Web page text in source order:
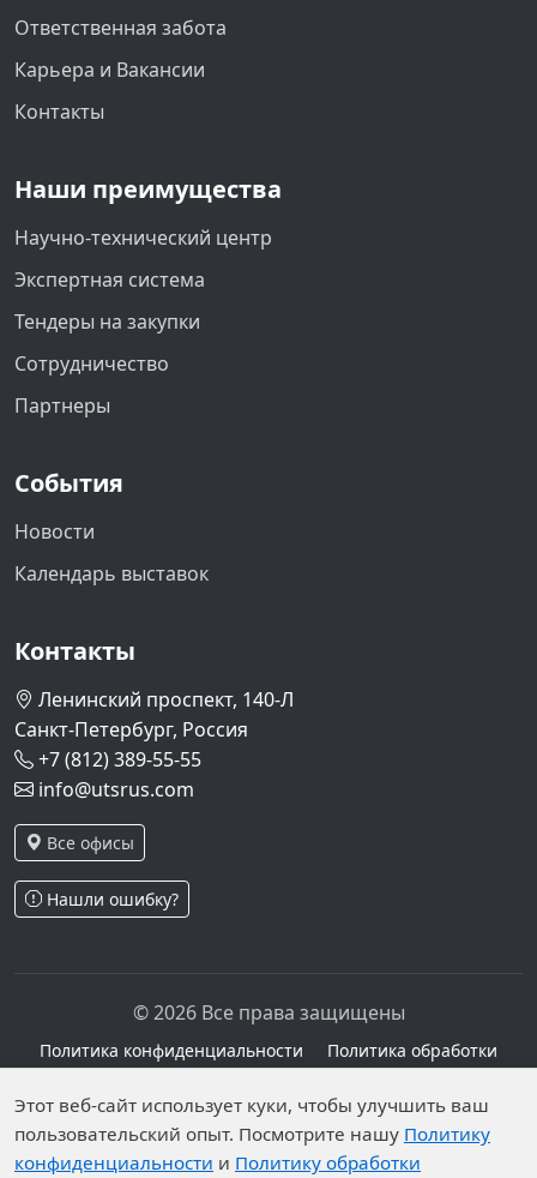
Ответственная забота
Карьера и Вакансии
Контакты
Наши преимущества
Научно-технический центр
Экспертная система
Тендеры на закупки
Сотрудничество
Партнеры
События
Новости
Календарь выставок
Контакты
Ленинский проспект, 140-Л
Санкт-Петербург, Россия
+7 (812) 389-55-55
info@utsrus.com
Все офисы
Нашли ошибку?
© 2026 Все права защищены
Политика конфиденциальности
Политика обработки
персональных данных
Персональные данные опубликованы на сайте при
наличии правовых оснований в соответствии с ч.1
ст.6 и ст.10.1 152-ФЗ. Субъектами установлены
Этот веб-сайт использует куки, чтобы улучшить ваш
пользовательский опыт. Посмотрите нашу Политику
конфиденциальности и Политику обработки